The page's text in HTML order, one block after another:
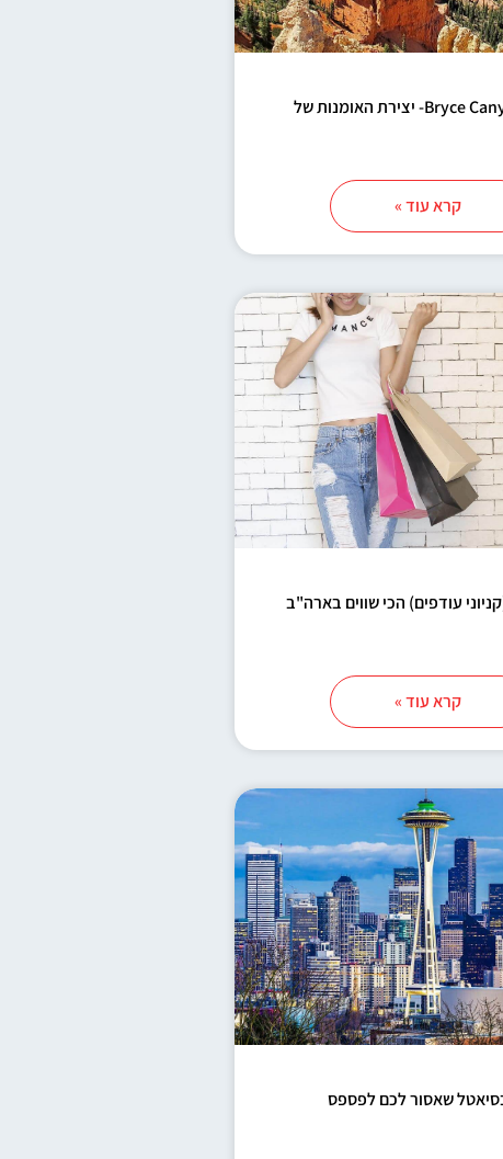
ברייס קניון Bryce Canyon- יצירת האומנות של
קרא עוד »
קרא עוד »